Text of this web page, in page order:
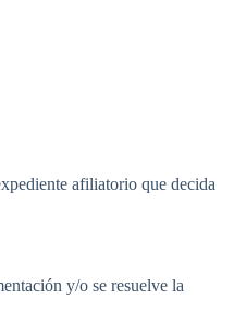
afiliatorio que decida
y/o se resuelve la